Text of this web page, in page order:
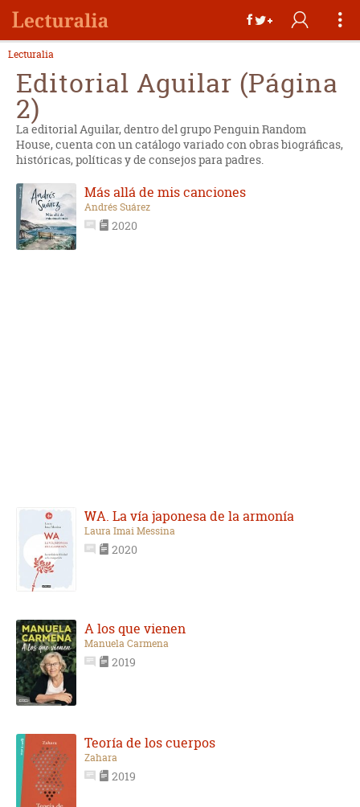
Lecturalia
Editorial Aguilar (Página
2)
La editorial Aguilar, dentro del grupo Penguin Random
House, cuenta con un catálogo variado con obras biográficas,
históricas, políticas y de consejos para padres.
Más allá de mis canciones
Andrés Suárez
2020
WA. La vía japonesa de la armonía
Laura Imai Messina
2020
A los que vienen
Manuela Carmena
2019
Teoría de los cuerpos
Zahara
2019